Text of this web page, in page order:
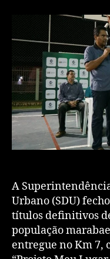
A
Urbano (SDU)
títulos definitivos
população
entregue no Km 7,